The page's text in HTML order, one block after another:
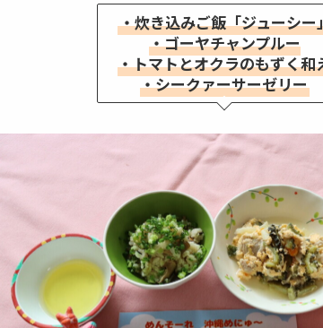
・炊き込みご飯「ジューシー
・ゴーヤチャンプルー
・トマトとオクラのもずく和
・シークァーサーゼリー